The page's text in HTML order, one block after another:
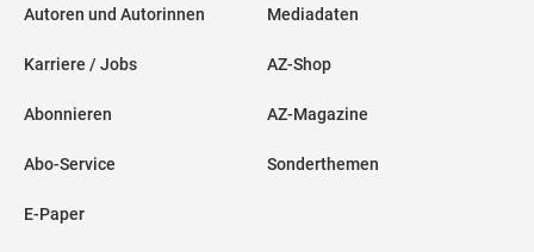
Autoren und Autorinnen
Karriere / Jobs
Abonnieren
Abo-Service
E-Paper
Mediadaten
AZ-Shop
AZ-Magazine
Sonderthemen